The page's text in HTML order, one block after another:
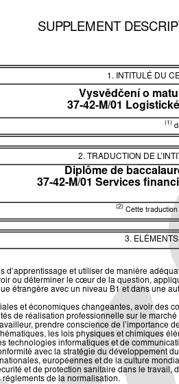
SUPPLEMENT
1. INTITULÉ DU
Vysvědčení o
37-42-M/01
(1)
2. TRADUCTION DE
Diplôme de
37-42-M/01 Services
(2) Cette
3.
d’apprentissage et utiliser de manière
ou déterminer le cœur de la question,
étrangère avec un niveau B1 et dans une
et économiques changeantes, avoir des
de réalisation professionnelle sur le
prendre conscience de l’importance
les lois physiques et chimiques
technologies informatiques et de
avec la stratégie du développement
européennes et de la culture
et de protection sanitaire dans le travail,
de la normalisation.